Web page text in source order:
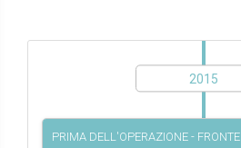
2015
PRIMA DELL'OPERAZIONE - FRONTE